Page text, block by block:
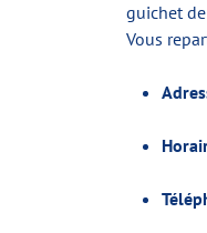
guichet
Vous